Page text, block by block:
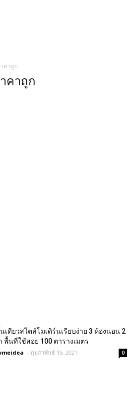
คาถูก
คาถูก
เดียวสไตล์โมเดิร์นเรียบง่าย 3 ห้องนอน 2
พื้นที่ใช้สอย 100 ตารางเมตร
- กุมภาพันธ์ 15, 2021 0